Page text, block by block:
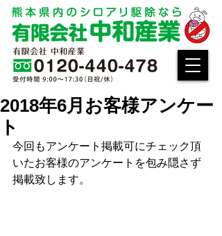
2018年6月お客様アンケー
ト
今回もアンケート掲載可にチェック頂
いたお客様のアンケートを包み隠さず
掲載致します。